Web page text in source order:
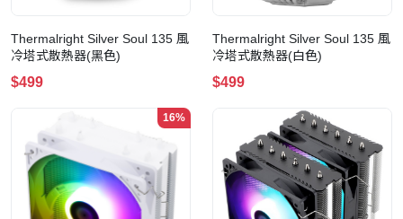
Thermalright Silver Soul 135 風
冷塔式散熱器(黑色)
$499
Thermalright Silver Soul 135 風
冷塔式散熱器(白色)
$499
16%